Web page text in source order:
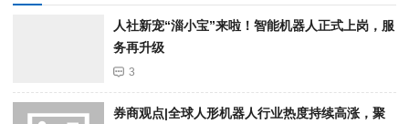
人社新宠“淄小宝”来啦！智能机器人正式上岗，服
务再升级
3
券商观点|全球人形机器人行业热度持续高涨，聚